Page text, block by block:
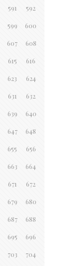
591 592
599 600
607 608
615 616
623 624
631 632
639 640
647 648
655 656
663 664
671 672
679 680
687 688
695 696
703 704